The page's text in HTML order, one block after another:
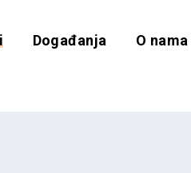
i
Događanja O nama